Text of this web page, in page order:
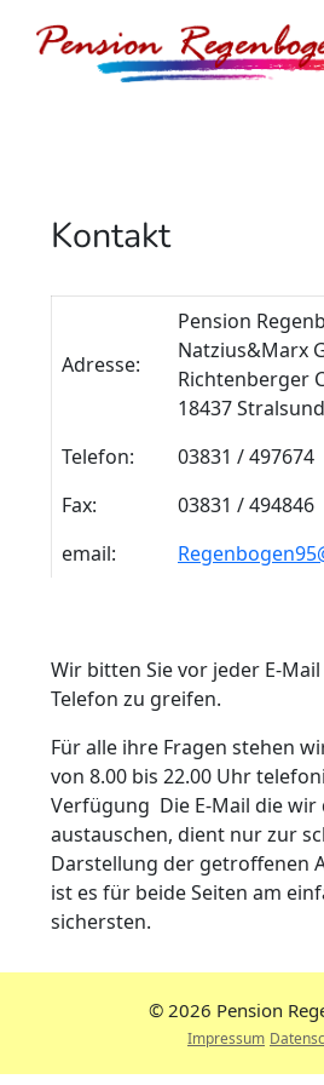
Inhalt
Kontakt
Adresse:
Pension
Natzius&Marx
Richtenberger
18437 Stralsund
Telefon:
03831 / 497674
Fax:
03831 / 494846
email:
Wir bitten Sie vor jeder E-
Telefon zu greifen.
Für alle ihre Fragen stehen
von 8.00 bis 22.00 Uhr
Verfügung Die E-Mail die wir
austauschen, dient nur zur
Darstellung der getroffenen
ist es für beide Seiten am
sichersten.
© 2026 Pension
Impressum